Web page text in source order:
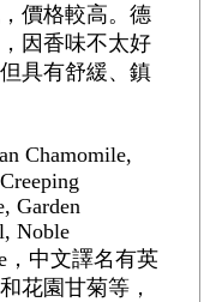
價格較高。德
因香味不太好
具有舒緩、鎮
Chamomile,
Garden
Noble
，中文譯名有英
花園甘菊等，